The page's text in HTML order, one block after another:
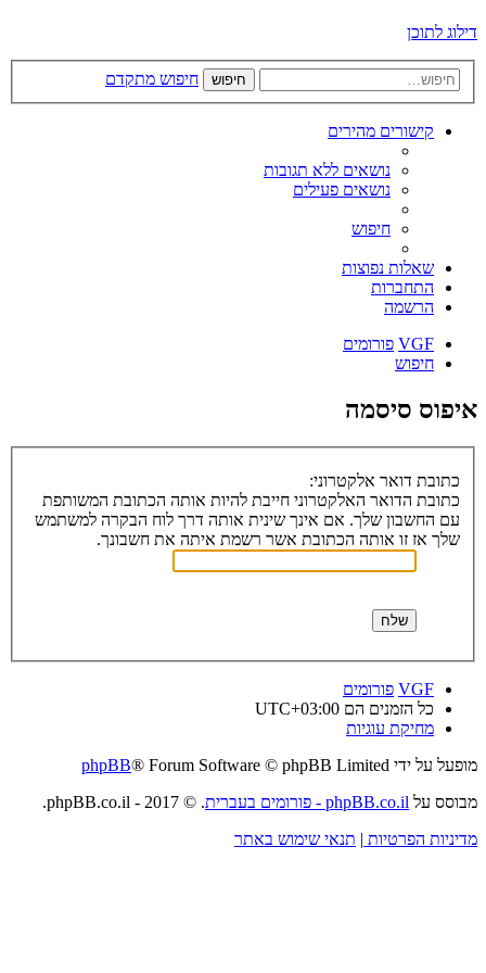
דילוג לתוכן
חיפוש חיפוש מתקדם
קישורים מהירים
נושאים ללא תגובות
נושאים פעילים
חיפוש
שאלות נפוצות
התחברות
הרשמה
VGF פורומים
חיפוש
איפוס סיסמה
כתובת דואר אלקטרוני:
כתובת הדואר האלקטרוני חייבת להיות אותה הכתובת המשותפת
עם החשבון שלך. אם אינך שינית אותה דרך לוח הבקרה למשתמש
שלך אז זו אותה הכתובת אשר רשמת איתה את חשבונך.
VGF פורומים
כל הזמנים הם UTC+03:00
מחיקת עוגיות
מופעל על ידי
phpBB® Forum Software © phpBB Limited
מבוסס על phpBB.co.il - פורומים בעברית
. © 2017 - phpBB.co.il.
מדיניות הפרטיות | תנאי שימוש באתר